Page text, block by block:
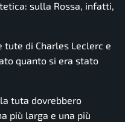
sulla Rossa, infatti,
di Charles Leclerc e
quanto si era stato
tuta dovrebbero
più larga e una più